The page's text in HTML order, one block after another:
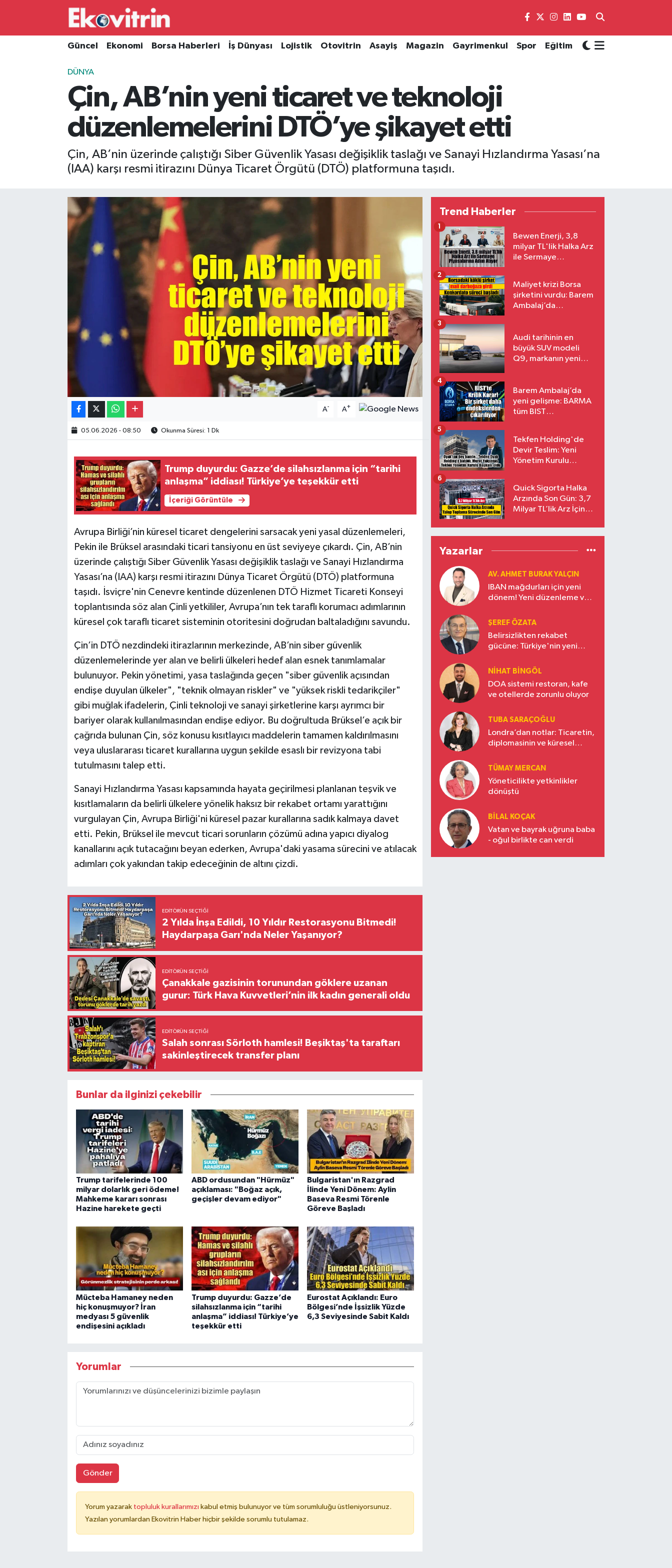
Güncel Ekonomi Borsa Haberleri İş Dünyası Lojistik Otovitrin Asayiş Magazin Gayrimenkul Spor Eğitim
DÜNYA
Çin, AB’nin yeni ticaret ve teknoloji
düzenlemelerini DTÖ’ye şikayet etti
Çin, AB’nin üzerinde çalıştığı Siber Güvenlik Yasası değişiklik taslağı ve Sanayi Hızlandırma Yasası’na
(IAA) karşı resmi itirazını Dünya Ticaret Örgütü (DTÖ) platformuna taşıdı.
A- A+
05.06.2026 - 08:50 Okunma Süresi: 1 Dk
Trump duyurdu: Gazze’de silahsızlanma için “tarihi
anlaşma” iddiası! Türkiye’ye teşekkür etti
İçeriği Görüntüle
Avrupa Birliği’nin küresel ticaret dengelerini sarsacak yeni yasal düzenlemeleri,
Pekin ile Brüksel arasındaki ticari tansiyonu en üst seviyeye çıkardı. Çin, AB’nin
üzerinde çalıştığı Siber Güvenlik Yasası değişiklik taslağı ve Sanayi Hızlandırma
Yasası’na (IAA) karşı resmi itirazını Dünya Ticaret Örgütü (DTÖ) platformuna
taşıdı. İsviçre'nin Cenevre kentinde düzenlenen DTÖ Hizmet Ticareti Konseyi
toplantısında söz alan Çinli yetkililer, Avrupa’nın tek taraflı korumacı adımlarının
küresel çok taraflı ticaret sisteminin otoritesini doğrudan baltaladığını savundu.
Çin’in DTÖ nezdindeki itirazlarının merkezinde, AB’nin siber güvenlik
düzenlemelerinde yer alan ve belirli ülkeleri hedef alan esnek tanımlamalar
bulunuyor. Pekin yönetimi, yasa taslağında geçen "siber güvenlik açısından
endişe duyulan ülkeler", "teknik olmayan riskler" ve "yüksek riskli tedarikçiler"
gibi muğlak ifadelerin, Çinli teknoloji ve sanayi şirketlerine karşı ayrımcı bir
bariyer olarak kullanılmasından endişe ediyor. Bu doğrultuda Brüksel’e açık bir
çağrıda bulunan Çin, söz konusu kısıtlayıcı maddelerin tamamen kaldırılmasını
veya uluslararası ticaret kurallarına uygun şekilde esaslı bir revizyona tabi
tutulmasını talep etti.
Sanayi Hızlandırma Yasası kapsamında hayata geçirilmesi planlanan teşvik ve
kısıtlamaların da belirli ülkelere yönelik haksız bir rekabet ortamı yarattığını
vurgulayan Çin, Avrupa Birliği'ni küresel pazar kurallarına sadık kalmaya davet
etti. Pekin, Brüksel ile mevcut ticari sorunların çözümü adına yapıcı diyalog
kanallarını açık tutacağını beyan ederken, Avrupa'daki yasama sürecini ve atılacak
adımları çok yakından takip edeceğinin de altını çizdi.
EDITÖRÜN SEÇTIĞI
2 Yılda İnşa Edildi, 10 Yıldır Restorasyonu Bitmedi!
Haydarpaşa Garı'nda Neler Yaşanıyor?
EDITÖRÜN SEÇTIĞI
Çanakkale gazisinin torunundan göklere uzanan
gurur: Türk Hava Kuvvetleri’nin ilk kadın generali oldu
EDITÖRÜN SEÇTIĞI
Salah sonrası Sörloth hamlesi! Beşiktaş'ta taraftarı
sakinleştirecek transfer planı
Bunlar da ilginizi çekebilir
Trump tarifelerinde 100
milyar dolarlık geri ödeme!
Mahkeme kararı sonrası
Hazine harekete geçti
ABD ordusundan "Hürmüz"
açıklaması: "Boğaz açık,
geçişler devam ediyor"
Bulgaristan'ın Razgrad
İlinde Yeni Dönem: Aylin
Baseva Resmi Törenle
Göreve Başladı
Mücteba Hamaney neden
hiç konuşmuyor? İran
medyası 5 güvenlik
endişesini açıkladı
Trump duyurdu: Gazze’de
silahsızlanma için “tarihi
anlaşma” iddiası! Türkiye’ye
teşekkür etti
Eurostat Açıklandı: Euro
Bölgesi’nde İşsizlik Yüzde
6,3 Seviyesinde Sabit Kaldı
Yorumlar
Gönder
Yorum yazarak topluluk kurallarımızı kabul etmiş bulunuyor ve tüm sorumluluğu üstleniyorsunuz.
Yazılan yorumlardan Ekovitrin Haber hiçbir şekilde sorumlu tutulamaz.
Trend Haberler
Bewen Enerji, 3,8
milyar TL'lik Halka Arz
ile Sermaye
1
Maliyet krizi Borsa
şirketini vurdu: Barem
Ambalaj’da
2
Audi tarihinin en
büyük SUV modeli
Q9, markanın yeni
3
Barem Ambalaj’da
yeni gelişme: BARMA
tüm BIST
4
Tekfen Holding'de
Devir Teslim: Yeni
Yönetim Kurulu
5
Quick Sigorta Halka
Arzında Son Gün: 3,7
Milyar TL’lik Arz İçin
Eriyor
6
Yazarlar
AV. AHMET BURAK YALÇIN
IBAN mağdurları için yeni
dönem! Yeni düzenleme ve
ŞEREF ÖZATA
Belirsizlikten rekabet
gücüne: Türkiye'nin yeni
NIHAT BINGÖL
DOA sistemi restoran, kafe
ve otellerde zorunlu oluyor
TUBA SARAÇOĞLU
Londra’dan notlar: Ticaretin,
diplomasinin ve küresel
Türkiye’nin yükselen gücü
TÜMAY MERCAN
Yöneticilikte yetkinlikler
dönüştü
BILAL KOÇAK
Vatan ve bayrak uğruna baba
- oğul birlikte can verdi
Güncel
Borsa Haberleri
Gayrimenkul
Hava Durumu
Süper Lig Puan Durumu ve Fikstür
Tüm Manşetler
Son Dakika Haberleri
Haber Arşivi